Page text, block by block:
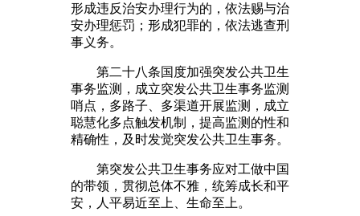
形成违反治安办理行为的，依法赐与治
安办理惩罚；形成犯罪的，依法逃查刑
事义务。
第二十八条国度加强突发公共卫生
事务监测，成立突发公共卫生事务监测
哨点，多路子、多渠道开展监测，成立
聪慧化多点触发机制，提高监测的性和
精确性，及时发觉突发公共卫生事务。
第突发公共卫生事务应对工做中国
的带领，贯彻总体不雅，统筹成长和平
安，人平易近至上、生命至上。